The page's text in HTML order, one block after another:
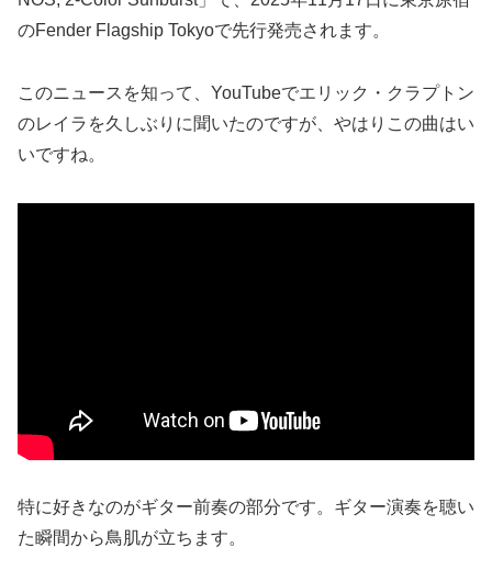
のFender Flagship Tokyoで先行発売されます。
このニュースを知って、YouTubeでエリック・クラプトン
のレイラを久しぶりに聞いたのですが、やはりこの曲はい
いですね。
特に好きなのがギター前奏の部分です。ギター演奏を聴い
た瞬間から鳥肌が立ちます。